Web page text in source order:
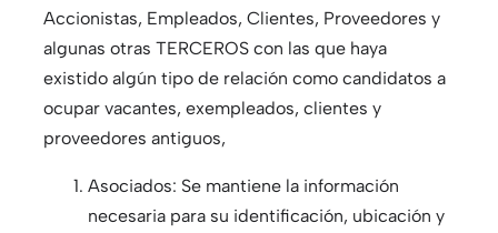
Accionistas, Empleados, Clientes, Proveedores y
algunas otras TERCEROS con las que haya
existido algún tipo de relación como candidatos a
ocupar vacantes, exempleados, clientes y
proveedores antiguos,
Asociados: Se mantiene la información
necesaria para su identificación, ubicación y